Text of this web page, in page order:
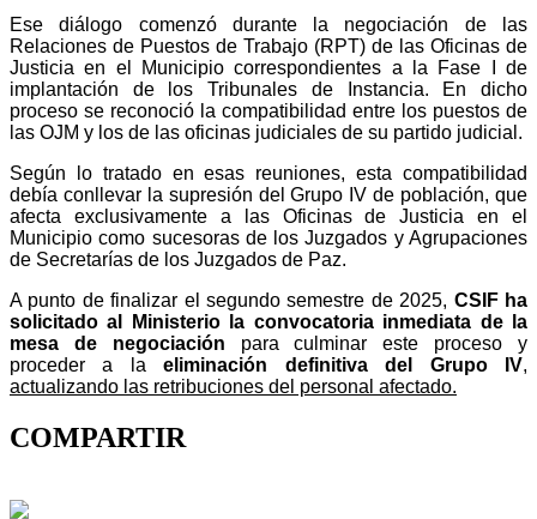
Ese diálogo comenzó durante la negociación de las
Relaciones de Puestos de Trabajo (RPT) de las Oficinas de
Justicia en el Municipio correspondientes a la Fase I de
implantación de los Tribunales de Instancia. En dicho
proceso se reconoció la compatibilidad entre los puestos de
las OJM y los de las oficinas judiciales de su partido judicial.
Según lo tratado en esas reuniones, esta compatibilidad
debía conllevar la supresión del Grupo IV de población, que
afecta exclusivamente a las Oficinas de Justicia en el
Municipio como sucesoras de los Juzgados y Agrupaciones
de Secretarías de los Juzgados de Paz.
A punto de finalizar el segundo semestre de 2025, CSIF ha
solicitado al Ministerio la convocatoria inmediata de la
mesa de negociación para culminar este proceso y
proceder a laeliminación definitiva del Grupo IV,
actualizando las retribuciones del personal afectado.
COMPARTIR